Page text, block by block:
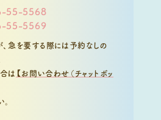
55-5568
55-5569
急を要する際には予約なしの
は 【お問い合わせ（チャットボッ